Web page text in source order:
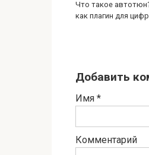
Что такое
как плагин для
Добавить
Имя *
Комментарий